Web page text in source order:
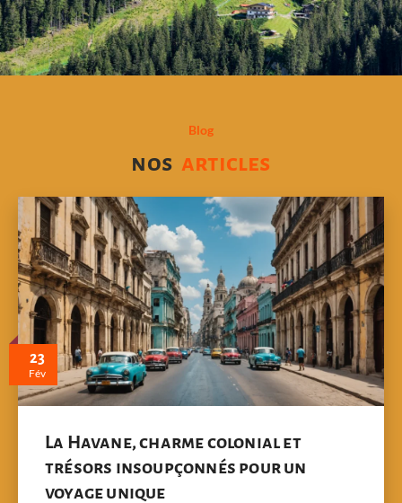
Blog
nos articles
23
Fév
La Havane, charme colonial et
trésors insoupçonnés pour un
voyage unique